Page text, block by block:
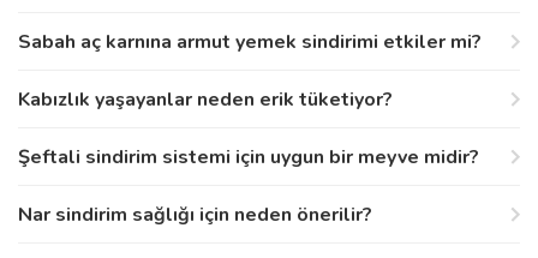
Sabah aç karnına armut yemek sindirimi etkiler mi?
Kabızlık yaşayanlar neden erik tüketiyor?
Şeftali sindirim sistemi için uygun bir meyve midir?
Nar sindirim sağlığı için neden önerilir?